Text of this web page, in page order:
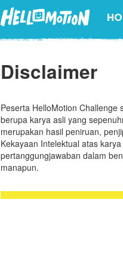
Disclaimer
Peserta HelloMotion
berupa karya asli yang
merupakan hasil peniruan,
Kekayaan Intelektual atas
pertanggungjawaban dalam
manapun.